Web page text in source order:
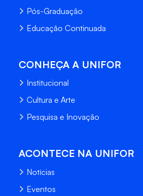
Pós-Graduação
Educação Continuada
CONHEÇA A UNIFOR
Institucional
Cultura e Arte
Pesquisa e Inovação
ACONTECE NA UNIFOR
Notícias
Eventos